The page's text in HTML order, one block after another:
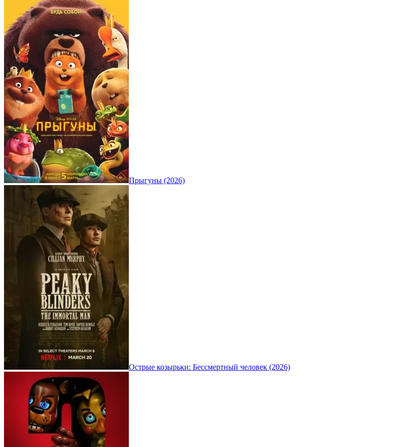
Прыгуны (2026)
Острые козырьки: Бессмертный человек (2026)